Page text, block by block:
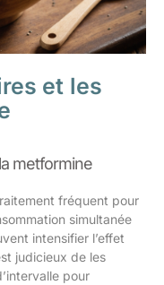
et les
metformine
fréquent pour
simultanée
intensifier l’effet
judicieux de les
pour